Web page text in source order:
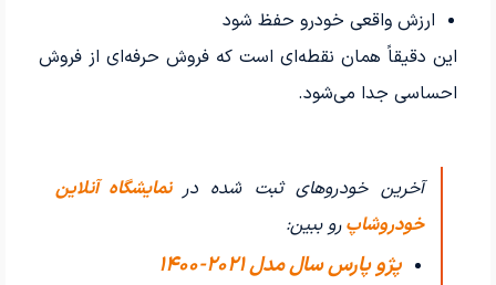
ارزش واقعی خودرو حفظ شود
این دقیقاً همان نقطه‌ای است که فروش حرفه‌ای از فروش
احساسی جدا می‌شود.
آخرین خودروهای ثبت شده در نمایشگاه آنلاین
خودروشاپرو ببین:
پژو پارس سال مدل 2021-1400